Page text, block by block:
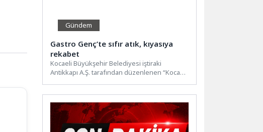
Gündem
Gastro Genç’te sıfır atık, kıyasıya
rekabet
Kocaeli Büyükşehir Belediyesi iştiraki
Antikkapı A.Ş. tarafından düzenlenen “Kocaeli